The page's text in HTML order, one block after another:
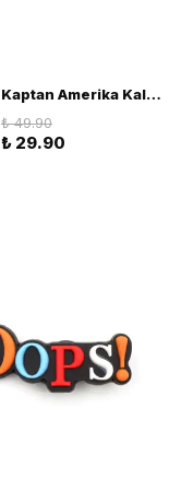
Marvel Kaptan Amerika Kalkanı Terlik Süsü - 3D Terlik Süsü Figürü
₺ 49.90
₺ 29.90